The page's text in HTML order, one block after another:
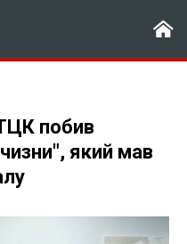
побив
який мав